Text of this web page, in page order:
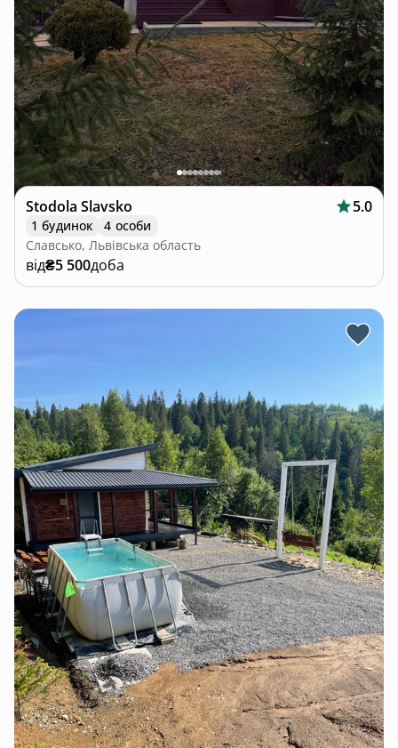
Stodola Slavsko 5.0
1 будинок
4 особи
Славсько, Львівська область
від₴5 500доба